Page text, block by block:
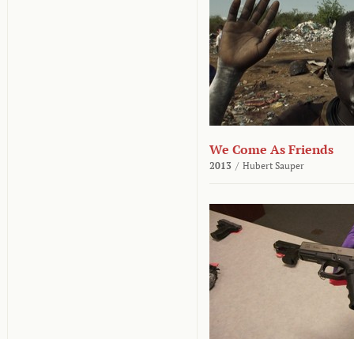
We Come As Friends
2013 / Hubert Sauper